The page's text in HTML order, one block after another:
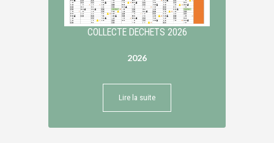
COLLECTE DECHETS 2026
2026
Lire la suite